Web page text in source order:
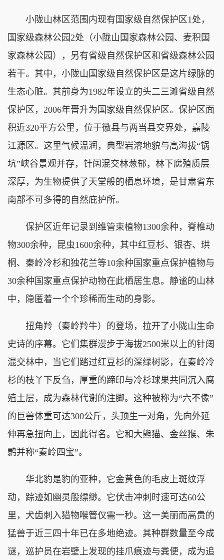
小陇山林区范围内现有国家级自然保护区1处，
国家级森林公园2处（小陇山国家森林公园、麦积国
家森林公园），另有省级自然保护区和省级森林公园
若干。其中，小陇山国家级自然保护区是这片绿脉的
生态心脏。其前身为1982年设立的头二三滩省级自然
保护区，2006年晋升为国家级自然保护区。保护区面
积近320平方公里，位于徽县与两当县交界处，嘉陵
江源区。这里气候温润，典型岩溶地貌与高海拔“锅
坑”峡谷景观并存，针阔混交林葱郁，林下腐殖质层
深厚，为生物提供了天堂般的栖息环境，是甘肃省东
南部不可多得的自然庇护所。
保护区近年记录到维管束植物1300余种，脊椎动
物300余种，昆虫1600余种，其中红豆杉、银杏、珙
桐、秦岭冷杉和独花兰等10余种国家重点保护植物与
30余种国家重点保护动物在此栖居生息。静谧的山林
中，隐匿着一个个珍稀而生动的身影。
扭角羚（秦岭羚牛）的登场，拉开了小陇山生命
史诗的序幕。它们集群漫步于海拔2500米以上的针阔
混交林中，当它们踏过红豆杉的深绿树影，在秦岭冷
杉的枝丫下反刍，厚重的蹄印与冷杉球果共同沉入腐
殖土层，成为森林代谢的注脚。这种被称为“六不像”
的巨兽体重可达300公斤，头顶生一对角，先向外延
伸再急扭向上，因此得名。它和大熊猫、金丝猴、朱
鹮并称“秦岭四宝”。
华北豹是豹的亚种，它金黄色的毛皮上斑纹浮
动，踪迹如幽灵般缥缈。它伏击冲刺时速可达60公
里，犬齿刺入猎物喉管仅需一秒。这一美丽而高贵的
猛兽于近三四十年已在多地绝迹。其种群数量至今成
谜，巡护员在岩壁上发现的挂爪痕迹与粪便，成为追